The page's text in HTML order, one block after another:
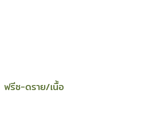
ฟรีซ-ดราย/เนื้อ